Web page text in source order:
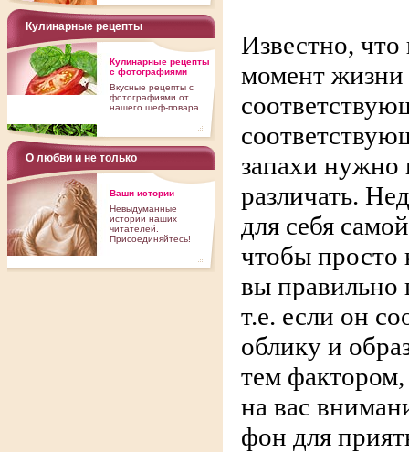
Известно,
момент жизни
запахи нужно
различать.
для себя
чтобы просто
вы правильно
т.е. если он
облику и
тем
на вас
фон для
Кулинарные рецепты
Кулинарные рецепты
с фотографиями
Вкусные рецепты с
фотографиями от
нашего шеф-повара
О любви и не только
Ваши истории
Невыдуманные
истории наших
читателей.
Присоединяйтесь!